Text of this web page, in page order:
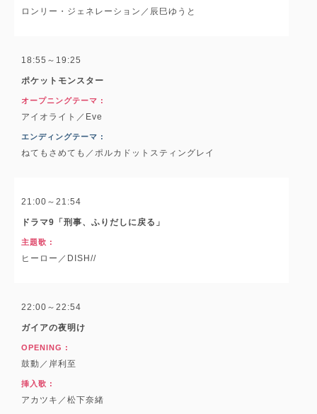
ロンリー・ジェネレーション／辰巳ゆうと
18:55～19:25
ポケットモンスター
オープニングテーマ :
アイオライト／Eve
エンディングテーマ :
ねてもさめても／ポルカドットスティングレイ
21:00～21:54
ドラマ9「刑事、ふりだしに戻る」
主題歌 :
ヒーロー／DISH//
22:00～22:54
ガイアの夜明け
OPENING :
鼓動／岸利至
挿入歌 :
アカツキ／松下奈緒